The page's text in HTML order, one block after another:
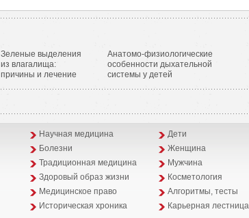
Зеленые выделения
из влагалища:
причины и лечение
Анатомо-физиологические
особенности дыхательной
системы у детей
Научная медицина Дети
Болезни Женщина
Традиционная медицина Мужчина
Здоровый образ жизни Косметология
Медицинское право Алгоритмы, тесты
Историческая хроника Карьерная лестница